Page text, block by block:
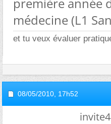
médecine (L1
et tu veux évaluer
08/05/2010, 17h52